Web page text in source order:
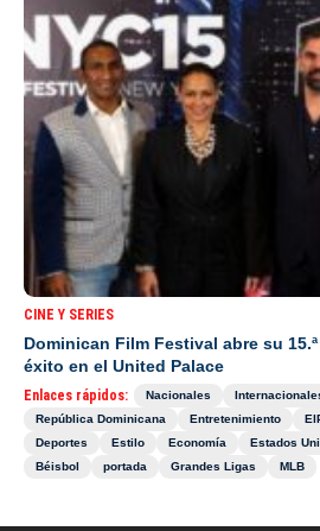
CINE Y SERIES
Dominican Film Festival abre su
éxito en el United Palace
Enlaces rápidos: Nacionales
República Dominicana
Entretenimiento
Deportes
Estilo Economía Estados
Béisbol
portada Grandes Ligas MLB